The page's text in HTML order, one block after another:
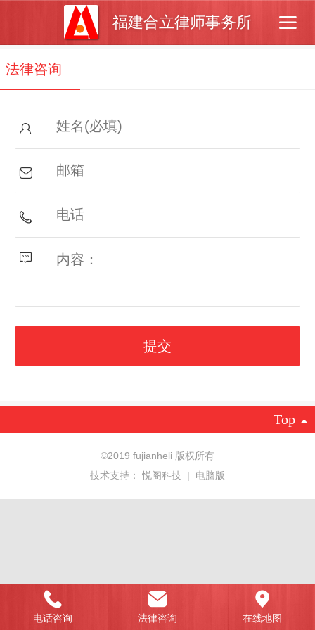
福建合立律师事务所
法律咨询
Top
©2019 fujianheli 版权所有
技术支持：悦阁科技 | 电脑版
电话咨询 法律咨询 在线地图